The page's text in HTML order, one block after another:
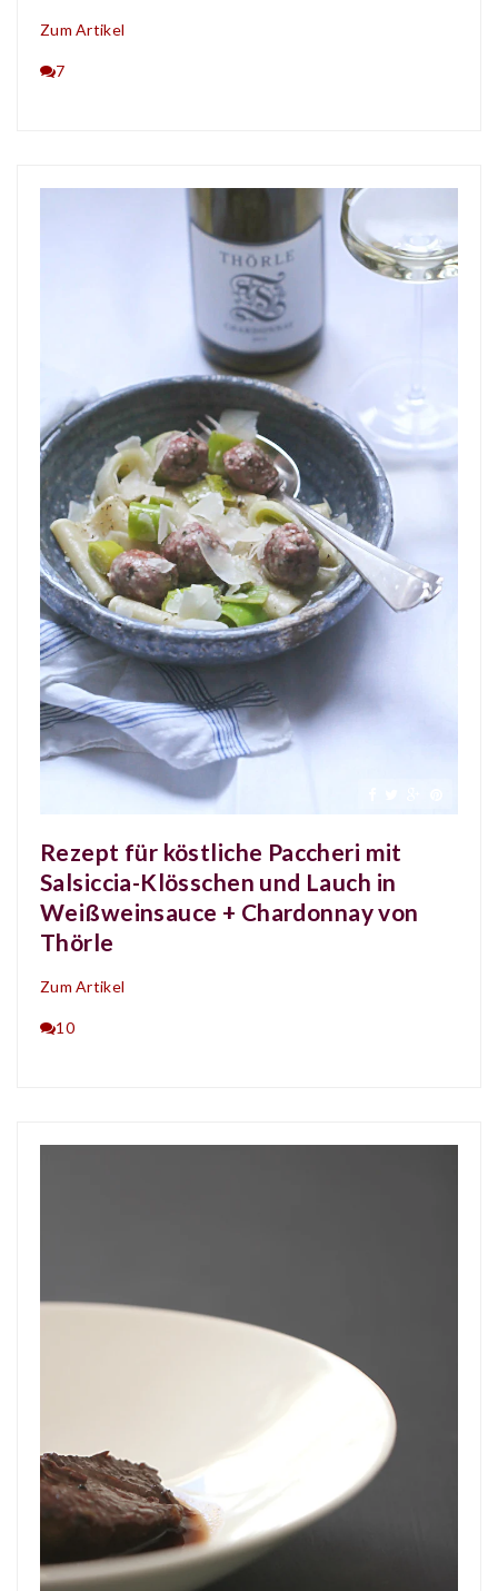
Zum Artikel
7
Rezept für köstliche Paccheri mit
Salsiccia-Klösschen und Lauch in
Weißweinsauce + Chardonnay von
Thörle
Zum Artikel
10